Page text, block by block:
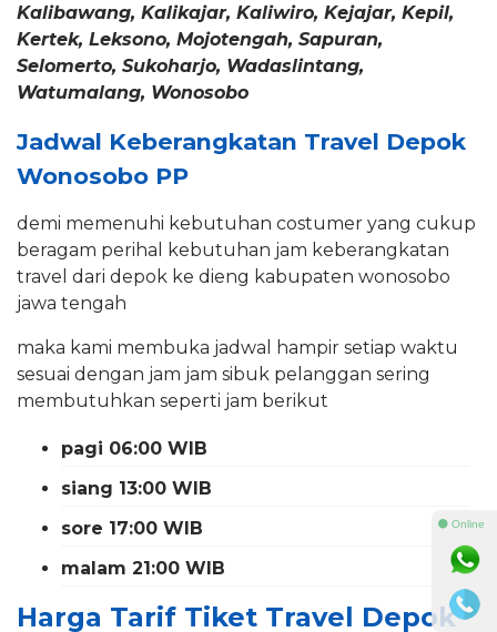
Kalibawang, Kalikajar, Kaliwiro, Kejajar, Kepil,
Kertek, Leksono, Mojotengah, Sapuran,
Selomerto, Sukoharjo, Wadaslintang,
Watumalang, Wonosobo
Jadwal Keberangkatan Travel Depok
Wonosobo PP
demi memenuhi kebutuhan costumer yang cukup
beragam perihal kebutuhan jam keberangkatan
travel dari depok ke dieng kabupaten wonosobo
jawa tengah
maka kami membuka jadwal hampir setiap waktu
sesuai dengan jam jam sibuk pelanggan sering
membutuhkan seperti jam berikut
pagi 06:00 WIB
siang 13:00 WIB
sore 17:00 WIB
malam 21:00 WIB
Harga Tarif Tiket Travel Depok
⚫ Online